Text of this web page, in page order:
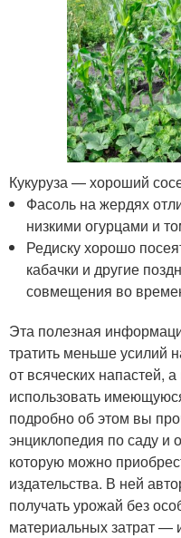
Кукуруза — хороший
Фасоль на жердях
низкими огурцами и
Редиску хорошо
кабачки и другие
совмещения во
Эта полезная
тратить меньше усилий
от всяческих напастей,
использовать
подробно об этом вы
энциклопедия по саду и
которую можно
издательства. В ней
получать урожай без
материальных затрат —